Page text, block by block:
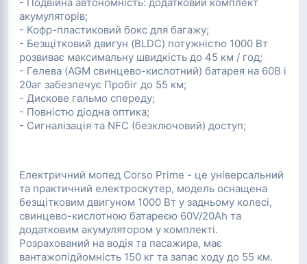
акумуляторів;
- Кофр-пластиковий бокс для багажу;
- Безщітковий двигун (BLDC) потужністю 1000 Вт
розвиває максимальну швидкість до 45 км / год;
- Гелева (AGM свинцево-кислотний) батарея на 60В і
20аг забезпечує Пробіг до 55 км;
- Дискове гальмо спереду;
- Повністю діодна оптика;
- Сигналізація та NFC (безключовий) доступ;
Електричний мопед Corso Prime - це універсальний
та практичний електроскутер, модель оснащена
безщітковим двигуном 1000 Вт у задньому колесі,
свинцево-кислотною батареєю 60V/20Ah та
додатковим акумулятором у комплекті.
Розрахований на водія та пасажира, має
вантажопідйомність 150 кг та запас ходу до 55 км.